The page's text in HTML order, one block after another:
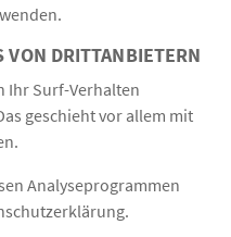
VON DRITT­ANBIETERN
Ihr Surf-Verhalten
geschieht vor allem mit
Analyseprogrammen